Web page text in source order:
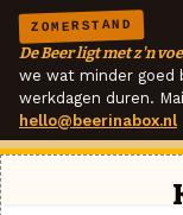
ZOMERSTAND
De Beer ligt met z'n
we wat minder goed
werkdagen duren.
hello@beerinabox.nl